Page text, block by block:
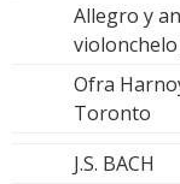
Allegro y
Ofra
Toronto
J.S. BACH